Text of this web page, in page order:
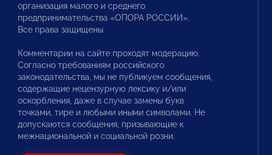
организация малого и среднего
предпринимательства «ОПОРА РОССИИ».
Все права защищены.
Комментарии на сайте проходят модерацию.
Согласно требованиям российского
законодательства, мы не публикуем сообщения,
содержащие нецензурную лексику и/или
оскорбления, даже в случае замены букв
точками, тире и любыми иными символами. Не
допускаются сообщения, призывающие к
межнациональной и социальной розни.